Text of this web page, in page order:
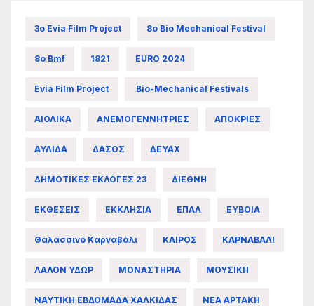
3ο Evia Film Project 8ο Bio Mechanical Festival
8ο Bmf 1821 EURO 2024
Evia Film Project Bio-Mechanical Festivals
ΑΙΟΛΙΚΑ ΑΝΕΜΟΓΕΝΝΗΤΡΙΕΣ ΑΠΟΚΡΙΕΣ
ΑΥΛΙΔΑ ΔΑΣΟΣ ΔΕΥΑΧ
ΔΗΜΟΤΙΚΕΣ ΕΚΛΟΓΕΣ 23 ΔΙΕΘΝΗ
ΕΚΘΕΣΕΙΣ ΕΚΚΛΗΣΙΑ ΕΠΑΛ ΕΥΒΟΙΑ
Θαλασσινό Καρναβάλι ΚΑΙΡΟΣ ΚΑΡΝΑΒΑΛΙ
ΛΑΛΟΝ ΥΔΩΡ ΜΟΝΑΣΤΗΡΙΑ ΜΟΥΣΙΚΗ
ΝΑΥΤΙΚΗ ΕΒΔΟΜΑΔΑ ΧΑΛΚΙΔΑΣ ΝΕΑ ΑΡΤΑΚΗ